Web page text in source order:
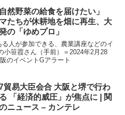
自然野菜の給食を届けたい」
たちが休耕地を畑に再生、 大
の「ゆめプロ」
人が参加できる、農業講座などのイ
小笹霞さん（手前）＝2024年2月28
のイベントGアラート
貿易大臣会合 大阪と堺で行わ
「経済的威圧」が焦点に | 関
ニュース – カンテレ